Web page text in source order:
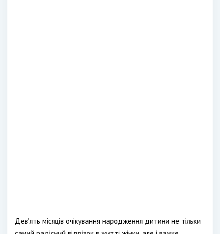
Дев'ять місяців очікування народження дитини не тільки